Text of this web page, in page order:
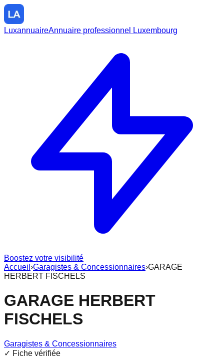
LuxannuaireAnnuaire professionnel Luxembourg
Boostez votre visibilité
Accueil ›Garagistes & Concessionnaires›GARAGE
HERBERT FISCHELS
GARAGE HERBERT
FISCHELS
Garagistes & Concessionnaires
✓ Fiche vérifiée